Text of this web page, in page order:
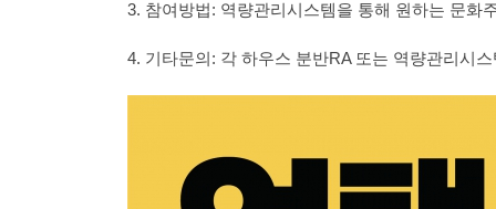
3. 참여방법: 역량관리시스템을 통해 원하는 문화
4. 기타문의: 각 하우스 분반RA 또는 역량관리시